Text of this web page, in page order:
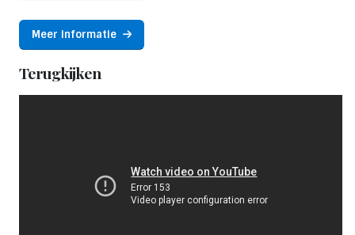
Meer informatie
Terugkijken